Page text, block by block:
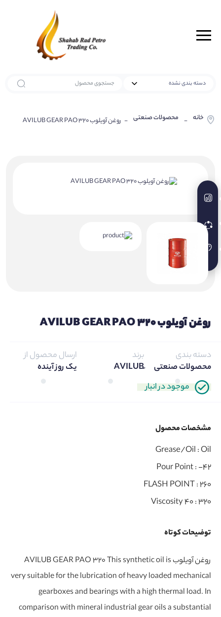
خانه - محصولات صنعتی - روغن آویلوب AVILUB GEAR PAO 320
روغن آویلوب AVILUB GEAR PAO 320
موجود در انبار
دسته بندی
محصولات صنعتی
برند
ََAVILUB
ارسال محصول از
یک روز آینده
مشخصات محصول
Grease/Oil :Oil
Pour Point :-42
FLASH POINT :260
Viscosity 40 :320
توضیحات کوتاه
روغن آویلوب AVILUB GEAR PAO 320 This synthetic oil is
very suitable for the lubrication of heavy loaded mechanical
gearboxes and bearings with a high thermal load. In
comparison with mineral industrial gear oils a substantial